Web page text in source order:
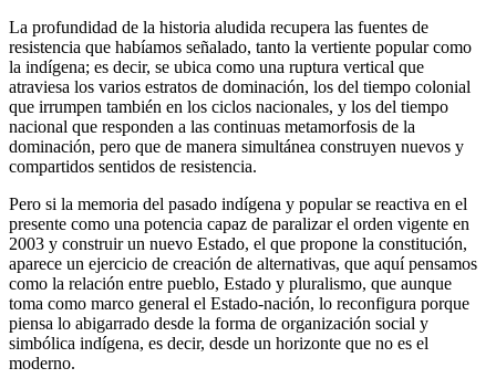
La profundidad de la historia aludida recupera las fuentes de
resistencia que habíamos señalado, tanto la vertiente popular como
la indígena; es decir, se ubica como una ruptura vertical que
atraviesa los varios estratos de dominación, los del tiempo colonial
que irrumpen también en los ciclos nacionales, y los del tiempo
nacional que responden a las continuas metamorfosis de la
dominación, pero que de manera simultánea construyen nuevos y
compartidos sentidos de resistencia.
Pero si la memoria del pasado indígena y popular se reactiva en el
presente como una potencia capaz de paralizar el orden vigente en
2003 y construir un nuevo Estado, el que propone la constitución,
aparece un ejercicio de creación de alternativas, que aquí pensamos
como la relación entre pueblo, Estado y pluralismo, que aunque
toma como marco general el Estado-nación, lo reconfigura porque
piensa lo abigarrado desde la forma de organización social y
simbólica indígena, es decir, desde un horizonte que no es el
moderno.